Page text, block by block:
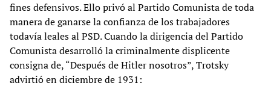
fines defensivos. Ello privó al Partido Comunista de toda
manera de ganarse la confianza de los trabajadores
todavía leales al PSD. Cuando la dirigencia del Partido
Comunista desarrolló la criminalmente displicente
consigna de, “Después de Hitler nosotros”, Trotsky
advirtió en diciembre de 1931: